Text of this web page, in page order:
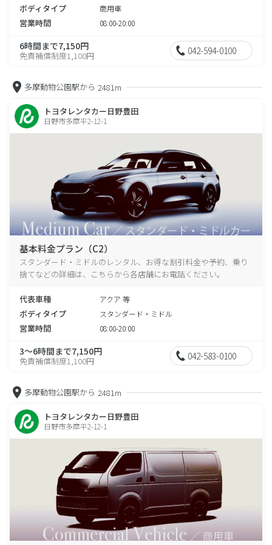
ボディタイプ 商用車
営業時間 08:00-20:00
6時間まで7,150円
免責補償制度1,100円 042-594-0100
多摩動物公園駅から 2481m
トヨタレンタカー日野豊田
日野市多摩平2-12-1
基本料金プラン（C2）
スタンダード・ミドルのレンタル、お得な割引料金や予約、乗り
捨てなどの詳細は、こちらから各店舗にお電話ください。
代表車種 アクア 等
ボディタイプ スタンダード・ミドル
営業時間 08:00-20:00
3～6時間まで7,150円
免責補償制度1,100円 042-583-0100
多摩動物公園駅から 2481m
トヨタレンタカー日野豊田
日野市多摩平2-12-1